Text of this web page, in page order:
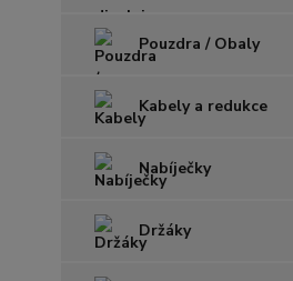
Pouzdra / Obaly
Kabely a redukce
Nabíječky
Držáky